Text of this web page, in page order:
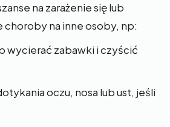
na zarażenie się lub
na inne osoby, np:
wycierać zabawki i czyścić
oczu, nosa lub ust, jeśli